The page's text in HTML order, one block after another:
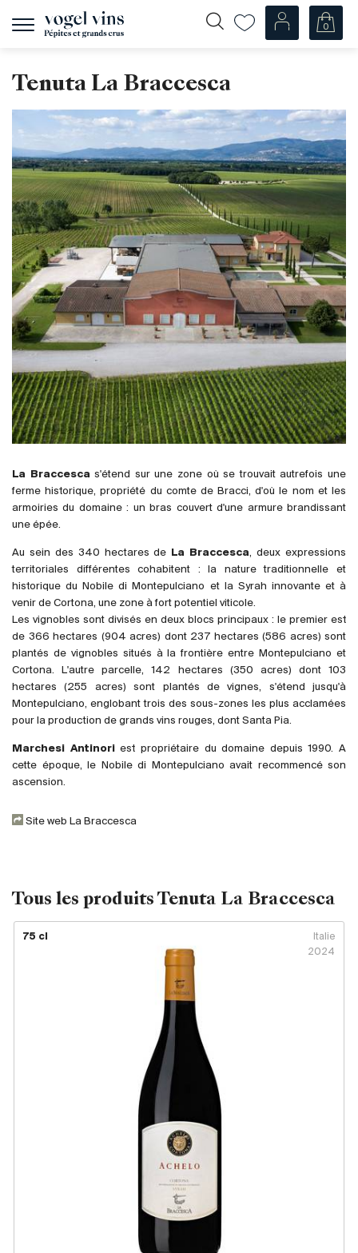
0
Afficher
Champagnes
Vins blancs
Vins rosés
Vins rouges
Mousseux
Spiritueux
Divers
Nos vins par pays
Suisse
France
Italie
Espagne
Afrique du Sud
Argentine
Australie
Autriche
Brésil
États-Unis
Hongrie
Liban
Nouvelle Zélande
Royaume-Uni
Primeurs
Tenuta La Braccesca
La Braccesca s'étend sur une zone où se trouvait autrefois une
ferme historique, propriété du comte de Bracci, d'où le nom et les
armoiries du domaine : un bras couvert d'une armure brandissant
une épée.
Au sein des 340 hectares de La Braccesca, deux expressions
territoriales différentes cohabitent : la nature traditionnelle et
historique du Nobile di Montepulciano et la Syrah innovante et à
venir de Cortona, une zone à fort potentiel viticole.
Les vignobles sont divisés en deux blocs principaux : le premier est
de 366 hectares (904 acres) dont 237 hectares (586 acres) sont
plantés de vignobles situés à la frontière entre Montepulciano et
Cortona. L'autre parcelle, 142 hectares (350 acres) dont 103
hectares (255 acres) sont plantés de vignes, s'étend jusqu'à
Montepulciano, englobant trois des sous-zones les plus acclamées
pour la production de grands vins rouges, dont Santa Pia.
Marchesi Antinoriest propriétaire du domaine depuis 1990. A
cette époque, le Nobile di Montepulciano avait recommencé son
ascension.
Site web La Braccesca
Tous les produits Tenuta La Braccesca
75 cl
Italie
2024